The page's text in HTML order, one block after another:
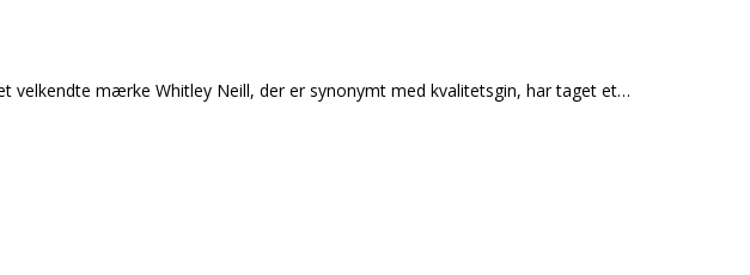
mærke Whitley Neill, der er synonymt med kvalitetsgin, har taget et…